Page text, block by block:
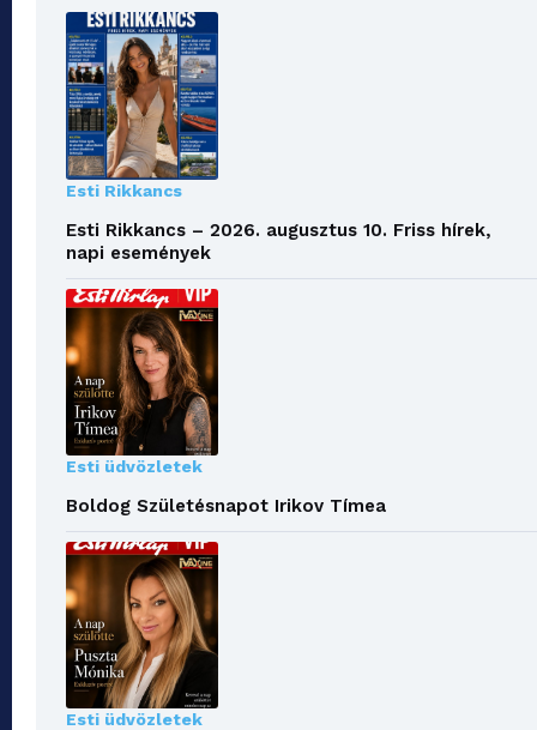
Esti Rikkancs
Esti Rikkancs – 2026. augusztus 10. Friss hírek,
napi események
Esti üdvözletek
Boldog Születésnapot Irikov Tímea
Esti üdvözletek